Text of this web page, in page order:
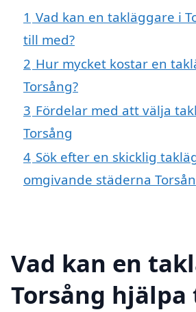
1 Vad kan en takläggare i
till med?
2 Hur mycket kostar en
Torsång?
3 Fördelar med att välja
Torsång
4 Sök efter en skicklig
omgivande städerna
Vad kan en
Torsång